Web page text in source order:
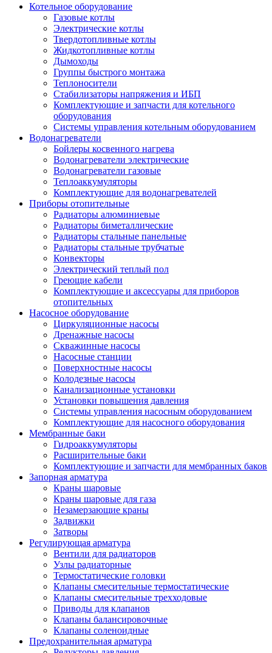
Котельное оборудование
Газовые котлы
Электрические котлы
Твердотопливные котлы
Жидкотопливные котлы
Дымоходы
Группы быстрого монтажа
Теплоносители
Стабилизаторы напряжения и ИБП
Комплектующие и запчасти для котельного
оборудования
Системы управления котельным оборудованием
Водонагреватели
Бойлеры косвенного нагрева
Водонагреватели электрические
Водонагреватели газовые
Теплоаккумуляторы
Комплектующие для водонагревателей
Приборы отопительные
Радиаторы алюминиевые
Радиаторы биметаллические
Радиаторы стальные панельные
Радиаторы стальные трубчатые
Конвекторы
Электрический теплый пол
Греющие кабели
Комплектующие и аксессуары для приборов
отопительных
Насосное оборудование
Циркуляционные насосы
Дренажные насосы
Скважинные насосы
Насосные станции
Поверхностные насосы
Колодезные насосы
Канализационные установки
Установки повышения давления
Системы управления насосным оборудованием
Комплектующие для насосного оборудования
Мембранные баки
Гидроаккумуляторы
Расширительные баки
Комплектующие и запчасти для мембранных баков
Запорная арматура
Краны шаровые
Краны шаровые для газа
Незамерзающие краны
Задвижки
Затворы
Регулирующая арматура
Вентили для радиаторов
Узлы радиаторные
Термостатические головки
Клапаны смесительные термостатические
Клапаны смесительные трехходовые
Приводы для клапанов
Клапаны балансировочные
Клапаны соленоидные
Предохранительная арматура